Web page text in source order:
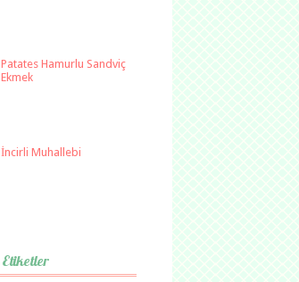
Patates Hamurlu Sandviç
Ekmek
İncirli Muhallebi
Etiketler